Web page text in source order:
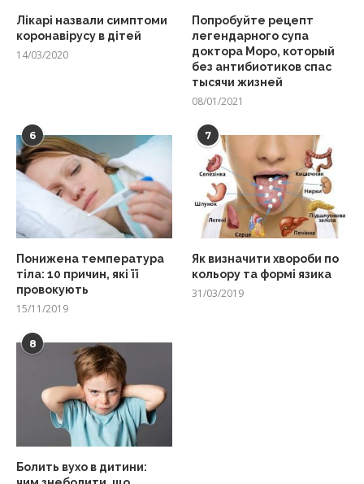
Лікарі назвали симптоми
коронавірусу в дітей
14/03/2020
Попробуйте рецепт
легендарного супа
доктора Моро, который
без антибиотиков спас
тысячи жизней
08/01/2021
6
Понижена температура
тіла: 10 причин, які її
провокують
15/11/2019
7
Як визначити хвороби по
кольору та формі язика
31/03/2019
8
Болить вухо в дитини: